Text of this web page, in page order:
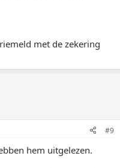
met de zekering
#9
hem uitgelezen.